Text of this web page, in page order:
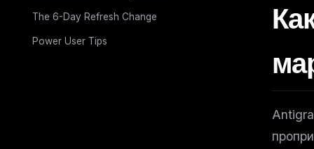
The 6-Day Refresh Change
Power User Tips